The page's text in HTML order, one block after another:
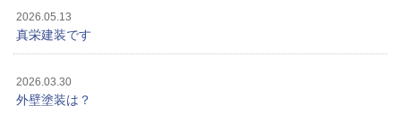
2026.05.13
真栄建装です
2026.03.30
外壁塗装は？